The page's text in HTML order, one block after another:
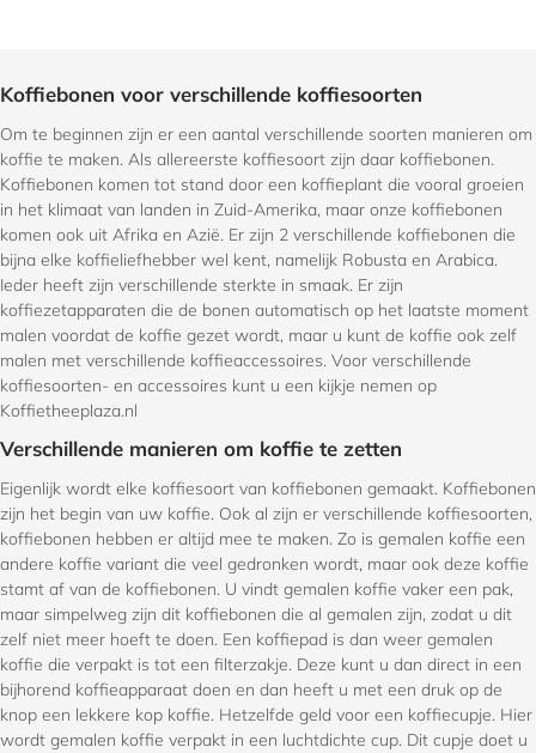
Koffiebonen voor verschillende koffiesoorten
Om te beginnen zijn er een aantal verschillende soorten manieren om
koffie te maken. Als allereerste koffiesoort zijn daar koffiebonen.
Koffiebonen komen tot stand door een koffieplant die vooral groeien
in het klimaat van landen in Zuid-Amerika, maar onze koffiebonen
komen ook uit Afrika en Azië. Er zijn 2 verschillende koffiebonen die
bijna elke koffieliefhebber wel kent, namelijk Robusta en Arabica.
Ieder heeft zijn verschillende sterkte in smaak. Er zijn
koffiezetapparaten die de bonen automatisch op het laatste moment
malen voordat de koffie gezet wordt, maar u kunt de koffie ook zelf
malen met verschillende koffieaccessoires. Voor verschillende
koffiesoorten- en accessoires kunt u een kijkje nemen op
Koffietheeplaza.nl
Verschillende manieren om koffie te zetten
Eigenlijk wordt elke koffiesoort van koffiebonen gemaakt. Koffiebonen
zijn het begin van uw koffie. Ook al zijn er verschillende koffiesoorten,
koffiebonen hebben er altijd mee te maken. Zo is gemalen koffie een
andere koffie variant die veel gedronken wordt, maar ook deze koffie
stamt af van de koffiebonen. U vindt gemalen koffie vaker een pak,
maar simpelweg zijn dit koffiebonen die al gemalen zijn, zodat u dit
zelf niet meer hoeft te doen. Een koffiepad is dan weer gemalen
koffie die verpakt is tot een filterzakje. Deze kunt u dan direct in een
bijhorend koffieapparaat doen en dan heeft u met een druk op de
knop een lekkere kop koffie. Hetzelfde geld voor een koffiecupje. Hier
wordt gemalen koffie verpakt in een luchtdichte cup. Dit cupje doet u